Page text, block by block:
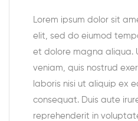
Lorem ipsum dolor sit
elit, sed do eiumod
et dolore magna aliqua.
veniam, quis nostrud
laboris nisi ut aliquip ex
consequat. Duis aute
reprehenderit in